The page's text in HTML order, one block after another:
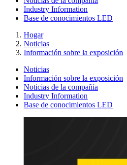
Industry Information
Base de conocimientos LED
Hogar
Noticias
Información sobre la exposición
Noticias
Información sobre la exposición
Noticias de la compañía
Industry Information
Base de conocimientos LED